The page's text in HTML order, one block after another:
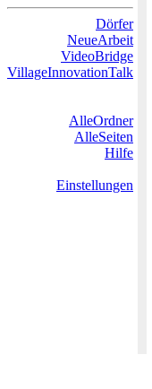
Dörfer
NeueArbeit
VideoBridge
VillageInnovationTalk
AlleOrdner
AlleSeiten
Hilfe
Einstellungen